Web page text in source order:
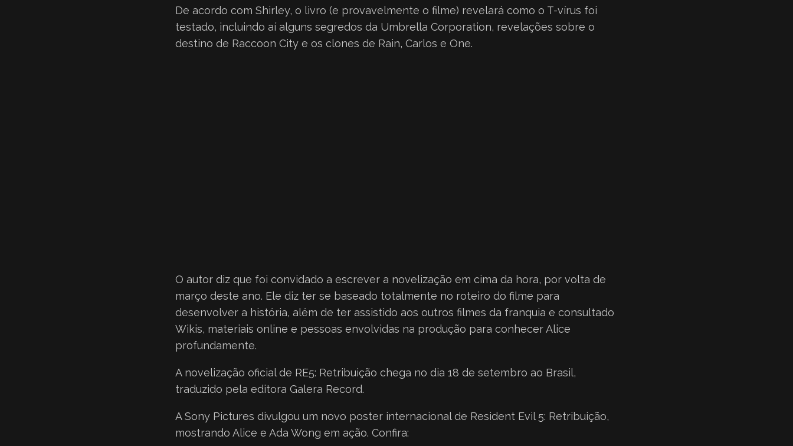
De acordo com Shirley, o livro (e provavelmente o filme) revelará como o T-vírus foi
testado, incluindo aí alguns segredos da Umbrella Corporation, revelações sobre o
destino de Raccoon City e os clones de Rain, Carlos e One.
O autor diz que foi convidado a escrever a novelização em cima da hora, por volta de
março deste ano. Ele diz ter se baseado totalmente no roteiro do filme para
desenvolver a história, além de ter assistido aos outros filmes da franquia e consultado
Wikis, materiais online e pessoas envolvidas na produção para conhecer Alice
profundamente.
A novelização oficial de RE5: Retribuição chega no dia 18 de setembro ao Brasil,
traduzido pela editora Galera Record.
A Sony Pictures divulgou um novo poster internacional de Resident Evil 5: Retribuição,
mostrando Alice e Ada Wong em ação. Confira: